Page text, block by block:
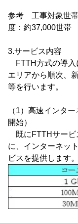
参考 工事対象世
度：約37,000世帯
3.サービス内容
FTTH方式の導入
エリアから順次、
等を行います。
（1）高速インタ
開始）
既にFTTHサービ
に、インターネッ
ビスを提供します。